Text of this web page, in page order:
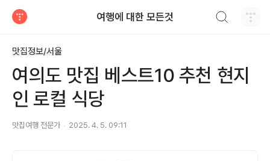
여행에 대한 모든것
맛집정보/서울
여의도 맛집 베스트10 추천 현지
인 로컬 식당
맛집여행 전문가 2025. 4. 5. 09:11